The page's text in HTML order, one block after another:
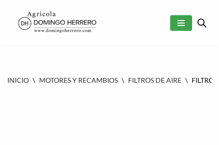
SALTAR
INICIO \ MOTORES Y RECAMBIOS \ FILTROS DE AIRE \ FILTRO